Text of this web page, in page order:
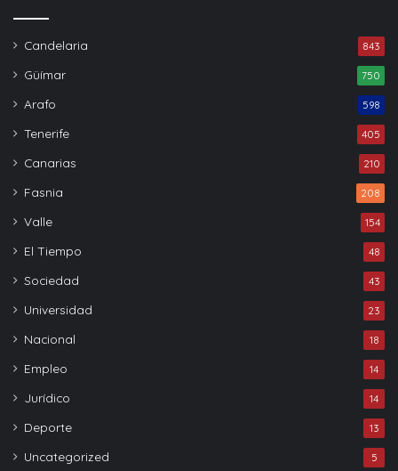
Candelaria 843
Güímar 750
Arafo 598
Tenerife 405
Canarias 210
Fasnia 208
Valle 154
El Tiempo 48
Sociedad 43
Universidad 23
Nacional 18
Empleo 14
Jurídico 14
Deporte 13
Uncategorized 5